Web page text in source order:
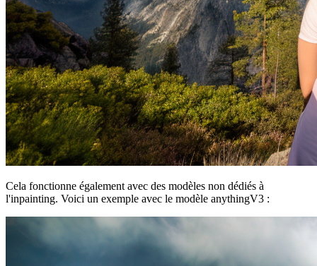
Cela fonctionne également avec des modèles non dédiés à
l'inpainting. Voici un exemple avec le modèle anythingV3 :